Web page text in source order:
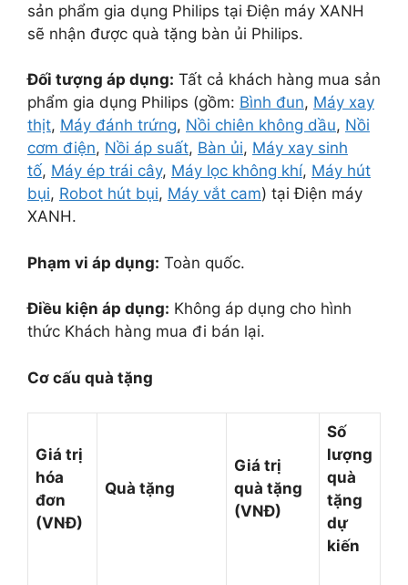
sản phẩm gia dụng Philips tại Điện máy XANH
sẽ nhận được quà tặng bàn ủi Philips.
Đối tượng áp dụng: Tất cả khách hàng mua sản
phẩm gia dụng Philips (gồm: Bình đun, Máy xay
thịt, Máy đánh trứng, Nồi chiên không dầu, Nồi
cơm điện, Nồi áp suất, Bàn ủi, Máy xay sinh
tố, Máy ép trái cây, Máy lọc không khí, Máy hút
bụi, Robot hút bụi, Máy vắt cam) tại Điện máy
XANH.
Phạm vi áp dụng: Toàn quốc.
Điều kiện áp dụng: Không áp dụng cho hình
thức Khách hàng mua đi bán lại.
Cơ cấu quà tặng
Giá trị
hóa
đơn
(VNĐ)
Quà tặng
Giá trị
quà tặng
(VNĐ)
Số
lượng
quà
tặng
dự
kiến